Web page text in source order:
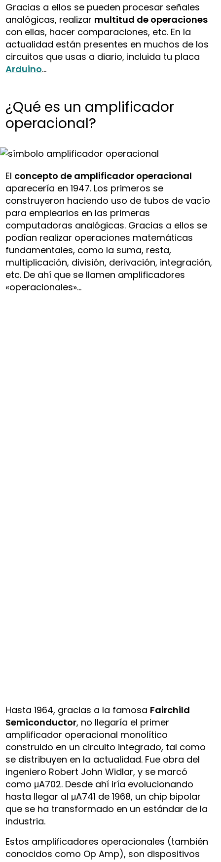
Gracias a ellos se pueden procesar señales
analógicas, realizar multitud de operaciones
con ellas, hacer comparaciones, etc. En la
actualidad están presentes en muchos de los
circuitos que usas a diario, incluida tu placa
Arduino…
¿Qué es un amplificador
operacional?
El concepto de amplificador operacional
aparecería en 1947. Los primeros se
construyeron haciendo uso de tubos de vacío
para emplearlos en las primeras
computadoras analógicas. Gracias a ellos se
podían realizar operaciones matemáticas
fundamentales, como la suma, resta,
multiplicación, división, derivación, integración,
etc. De ahí que se llamen amplificadores
«operacionales»…
Hasta 1964, gracias a la famosa Fairchild
Semiconductor, no llegaría el primer
amplificador operacional monolítico
construido en un circuito integrado, tal como
se distribuyen en la actualidad. Fue obra del
ingeniero Robert John Widlar, y se marcó
como μA702. Desde ahí iría evolucionando
hasta llegar al μA741 de 1968, un chip bipolar
que se ha transformado en un estándar de la
industria.
Estos amplificadores operacionales (también
conocidos como Op Amp), son dispositivos